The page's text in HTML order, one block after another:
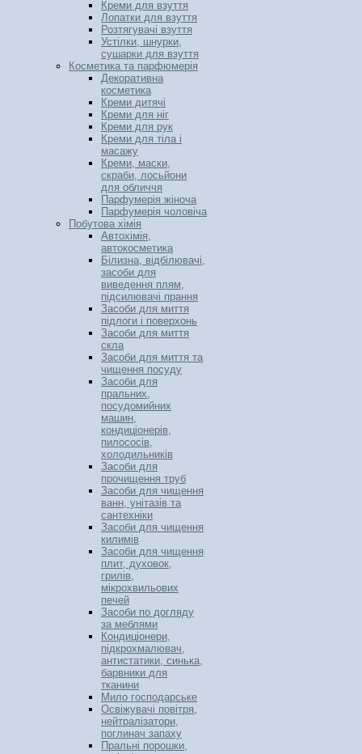
Креми для взуття
Лопатки для взуття
Розтягувачі взуття
Устілки, шнурки,
сушарки для взуття
Косметика та парфюмерія
Декоративна
косметика
Креми дитячі
Креми для ніг
Креми для рук
Креми для тіла і
масажу
Креми, маски,
скраби, лосьйони
для обличчя
Парфумерія жіноча
Парфумерія чоловіча
Побутова хімія
Автохімія,
автокосметика
Білизна, відбілювачі,
засоби для
виведення плям,
підсилювачі прання
Засоби для миття
підлоги і поверхонь
Засоби для миття
скла
Засоби для миття та
чищення посуду
Засоби для
пральних,
посудомийних
машин,
кондиціонерів,
пилососів,
холодильників
Засоби для
прочищення труб
Засоби для чищення
ванн, унітазів та
сантехніки
Засоби для чищення
килимів
Засоби для чищення
плит, духовок,
грилів,
мікрохвильових
печей
Засоби по догляду
за меблями
Кондиціонери,
підкрохмалювач,
антистатики, синька,
барвники для
тканини
Мило господарське
Освіжувачі повітря,
нейтралізатори,
поглинач запаху
Пральні порошки,